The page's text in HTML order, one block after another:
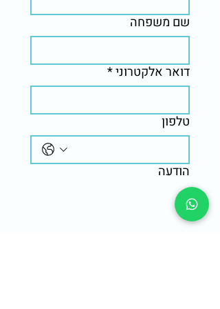
שם משפחה
דואר אלקטרוני*
טלפון
הודעה